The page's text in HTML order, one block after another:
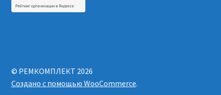
© РЕМКОМПЛЕКТ 2026
Создано с помощью WooCommerce.